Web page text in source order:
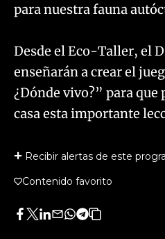
para nuestra fauna
Desde el Eco-Taller, el
enseñarán a crear el
¿Dónde vivo?” para que
casa esta importante
Recibir alertas de este
Contenido favorito
Facebook
Twitter
LinkedIn
Enviar
Whatsapp
Telegram
Copiar